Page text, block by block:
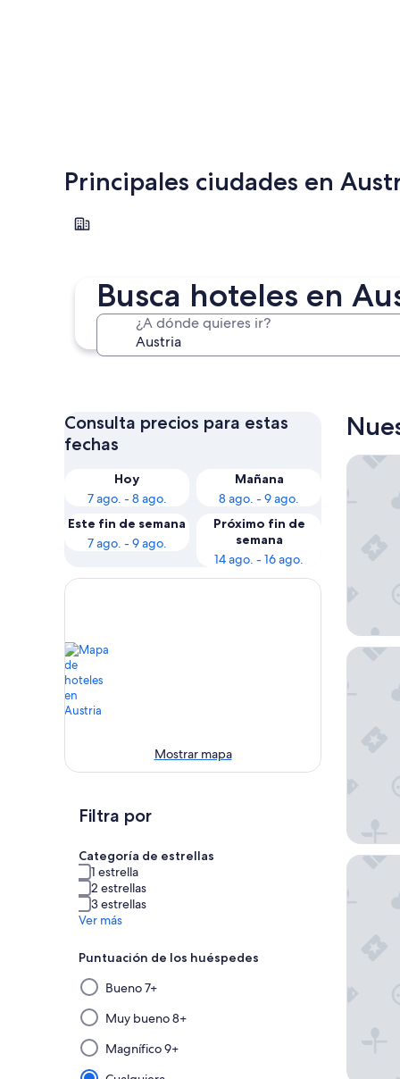
Busca hoteles en
¿A dónde quieres ir?
Principales ciudades en
Viena
Consulta precios para estas
fechas
Hoy
7 ago. - 8 ago.
Mañana
8 ago. - 9 ago.
Este fin de semana
7 ago. - 9 ago.
Próximo fin de
semana
14 ago. - 16 ago.
Mostrar mapa
Filtra por
Categoría de estrellas
1 estrella
2 estrellas
3 estrellas
Ver más
Puntuación de los huéspedes
Al
seleccionar
y
aplicar
un
filtro
Bueno 7+
Muy bueno 8+
Magnífico 9+
Hotel
Rioca